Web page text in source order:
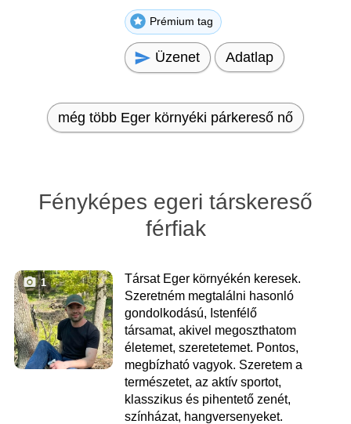
Prémium tag
Üzenet Adatlap
még több Eger környéki párkereső nő
Fényképes egeri társkereső
férfiak
1
Társat Eger környékén keresek.
Szeretném megtalálni hasonló
gondolkodású, Istenfélő
társamat, akivel megoszthatom
életemet, szeretetemet. Pontos,
megbízható vagyok. Szeretem a
természetet, az aktív sportot,
klasszikus és pihentető zenét,
színházat, hangversenyeket.